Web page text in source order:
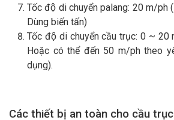
Tốc độ di chuyển palang: 20 m/
Dùng biến tấn)
Tốc độ di chuyển cầu trục: 0 ~ 20
Hoặc có thể đến 50 m/ph theo
dụng).
Các thiết bị an toàn cho cầu